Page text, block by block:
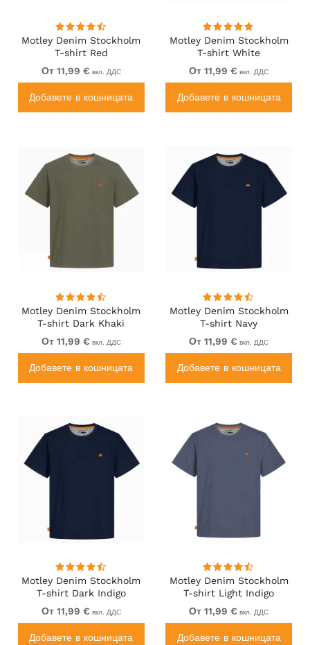
Motley Denim Stockholm
T-shirt Red
От 11,99 € вкл. ДДС
Добавете в кошницата
Motley Denim Stockholm
T-shirt White
От 11,99 € вкл. ДДС
Добавете в кошницата
Motley Denim Stockholm
T-shirt Dark Khaki
От 11,99 € вкл. ДДС
Добавете в кошницата
Motley Denim Stockholm
T-shirt Navy
От 11,99 € вкл. ДДС
Добавете в кошницата
Motley Denim Stockholm
T-shirt Dark Indigo
От 11,99 € вкл. ДДС
Добавете в кошницата
Motley Denim Stockholm
T-shirt Light Indigo
От 11,99 € вкл. ДДС
Добавете в кошницата